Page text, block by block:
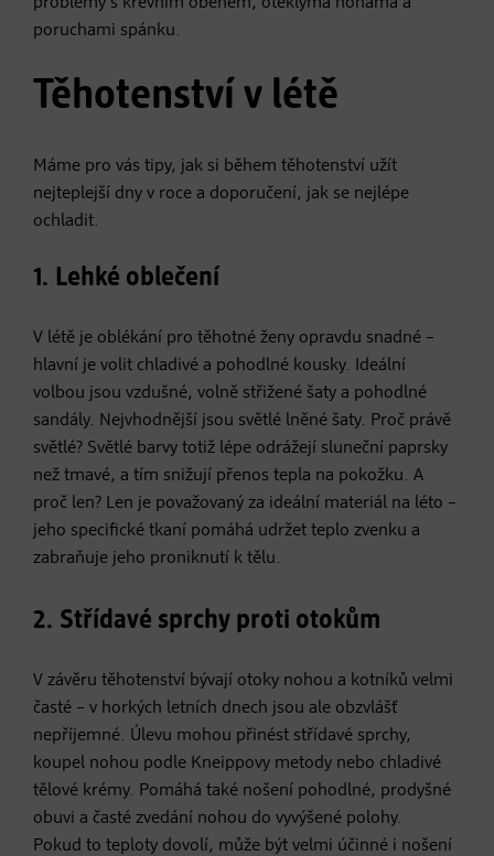
poruchami spánku.
Těhotenství v létě
Máme pro vás tipy, jak si během těhotenství užít
nejteplejší dny v roce a doporučení, jak se nejlépe
ochladit.
1. Lehké oblečení
V létě je oblékání pro těhotné ženy opravdu snadné –
hlavní je volit chladivé a pohodlné kousky. ​Ideální
volbou jsou vzdušné, volně střižené šaty a pohodlné
sandály. Nejvhodnější jsou světlé lněné šaty. Proč právě
světlé? Světlé barvy totiž lépe odrážejí sluneční paprsky
než tmavé, a tím snižují přenos tepla na pokožku. A
proč len? Len je považovaný za ideální materiál na léto –
jeho specifické tkaní pomáhá udržet teplo zvenku a
zabraňuje jeho proniknutí k tělu.
2. Střídavé sprchy proti otokům
V závěru těhotenství bývají otoky nohou a kotníků velmi
časté – v horkých letních dnech jsou ale obzvlášť
nepříjemné. Úlevu mohou přinést střídavé sprchy,
koupel nohou podle Kneippovy metody nebo chladivé
tělové krémy. Pomáhá také nošení pohodlné, prodyšné
obuvi a časté zvedání nohou do vyvýšené polohy.
Pokud to teploty dovolí, může být velmi účinné i nošení